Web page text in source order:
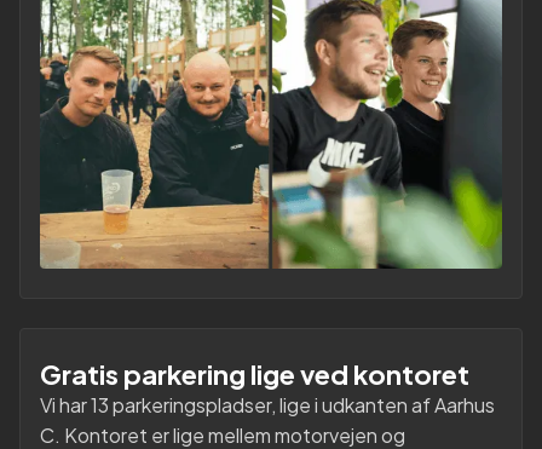
Gratis parkering lige ved kontoret
Vi har 13 parkeringspladser, lige i udkanten af Aarhus
C. Kontoret er lige mellem motorvejen og